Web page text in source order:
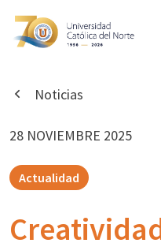
Noticias
28 NOVIEMBRE 2025
Actualidad